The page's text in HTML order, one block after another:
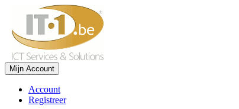
Mijn Account
Account
Registreer